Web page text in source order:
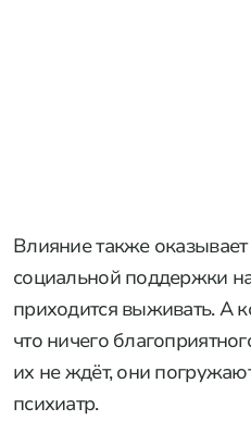
Влияние также
социальной поддержки
приходится выживать. А
что ничего
их не ждёт, они
психиатр.